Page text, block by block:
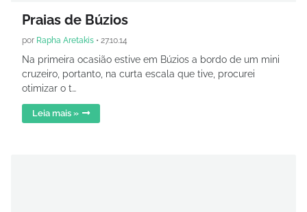
Praias de Búzios
por Rapha Aretakis • 27.10.14
Na primeira ocasião estive em Búzios a bordo de um mini
cruzeiro, portanto, na curta escala que tive, procurei
otimizar o t…
Leia mais »